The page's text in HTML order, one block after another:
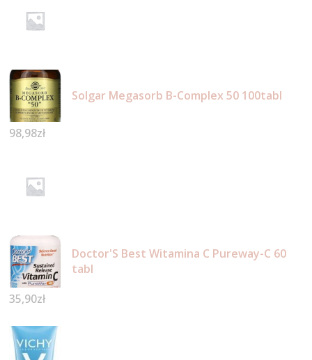
Solgar Megasorb B-Complex 50 100tabl
98,98zł
Doctor'S Best Witamina C Pureway-C 60
tabl
35,90zł